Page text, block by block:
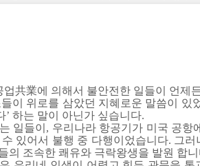
共業에 의해서 불안전한 일들이 언제
이 위로를 삼았던 지혜로운 말씀이 있
하는 말이 아닌가 싶습니다.
일들이, 우리나라 항공기가 미국 공항
있어서 불행 중 다행이었습니다. 그
의 조속한 쾌유와 극락왕생을 발원 합니